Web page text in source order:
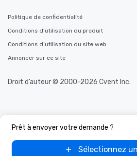
Prêt à envoyer votre demande ?
Sélectionnez
Politique de confidentialité
Conditions d’utilisation du produit
Conditions d’utilisation du site web
Annoncer sur ce site
Droit d’auteur © 2000-2026 Cvent Inc.